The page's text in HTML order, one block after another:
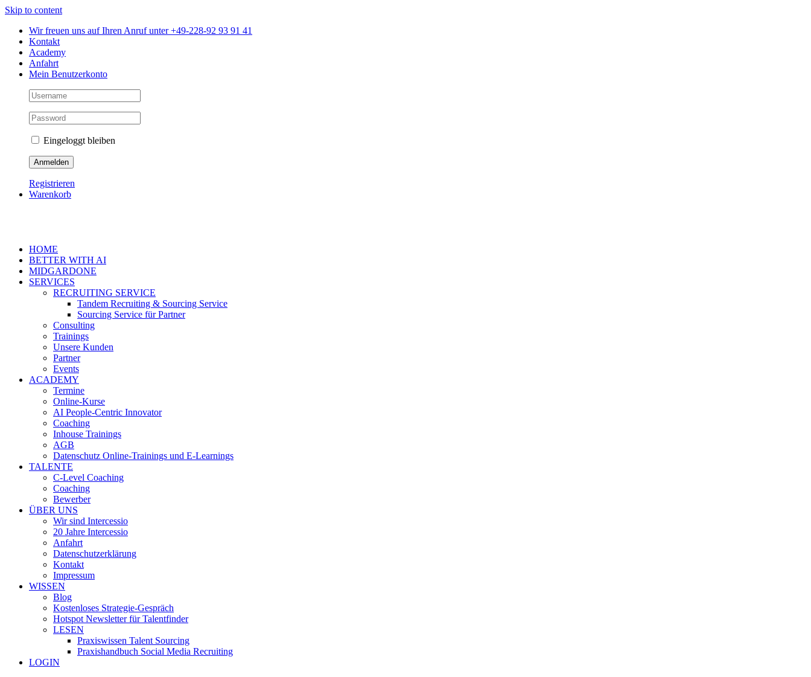
Skip to content
Wir freuen uns auf Ihren Anruf unter +49-228-92 93 91 41
Kontakt
Academy
Anfahrt
Mein Benutzerkonto
Eingeloggt bleiben
Registrieren
Warenkorb
HOME
BETTER WITH AI
MIDGARDONE
SERVICES
RECRUITING SERVICE
Tandem Recruiting & Sourcing Service
Sourcing Service für Partner
Consulting
Trainings
Unsere Kunden
Partner
Events
ACADEMY
Termine
Online-Kurse
AI People-Centric Innovator
Coaching
Inhouse Trainings
AGB
Datenschutz Online-Trainings und E-Learnings
TALENTE
C-Level Coaching
Coaching
Bewerber
ÜBER UNS
Wir sind Intercessio
20 Jahre Intercessio
Anfahrt
Datenschutzerklärung
Kontakt
Impressum
WISSEN
Blog
Kostenloses Strategie-Gespräch
Hotspot Newsletter für Talentfinder
LESEN
Praxiswissen Talent Sourcing
Praxishandbuch Social Media Recruiting
LOGIN